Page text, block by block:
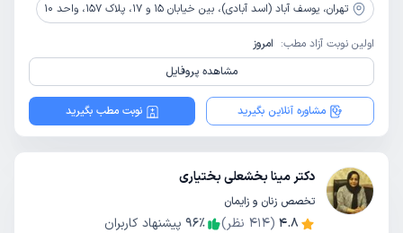
تهران، یوسف آباد (اسد آبادی)، بین خیابان 15 و 17، پلاک 157، واحد 10
اولین نوبت آزاد مطب: امروز
مشاهده پروفایل
مشاوره آنلاین بگیرید نوبت مطب بگیرید
دکتر مینا بخشعلی بختیاری
تخصص زنان و زایمان
4.8
(
414 نظر) 96٪
پیشنهاد کاربران